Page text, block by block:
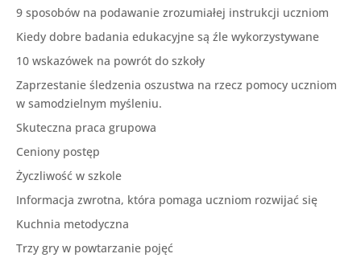
9 sposobów na podawanie zrozumiałej instrukcji uczniom
Kiedy dobre badania edukacyjne są źle wykorzystywane
10 wskazówek na powrót do szkoły
Zaprzestanie śledzenia oszustwa na rzecz pomocy uczniom
w samodzielnym myśleniu.
Skuteczna praca grupowa
Ceniony postęp
Życzliwość w szkole
Informacja zwrotna, która pomaga uczniom rozwijać się
Kuchnia metodyczna
Trzy gry w powtarzanie pojęć